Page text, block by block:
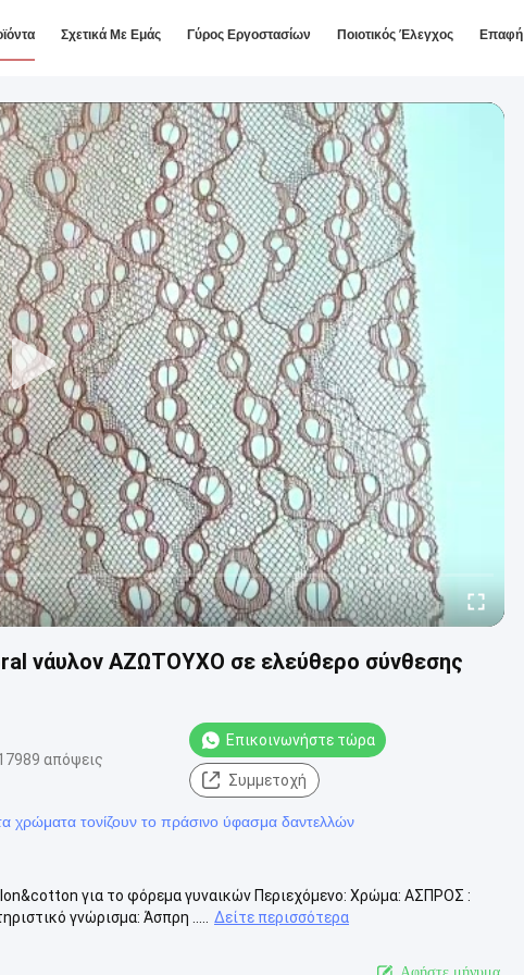
Σχετικά Με Εμάς Γύρος Εργοστασίων Ποιοτικός Έλεγχος Επαφή
νάυλον ΑΖΩΤΟΥΧΟ σε ελεύθερο σύνθεσης
απόψεις
Επικοινωνήστε τώρα
Συμμετοχή
χρώματα τονίζουν το πράσινο ύφασμα δαντελλών
για το φόρεμα γυναικών Περιεχόμενο: Χρώμα: ΑΣΠΡΟΣ :
γνώρισμα: Άσπρη .....
Δείτε περισσότερα
Αφήστε μήνυμα.